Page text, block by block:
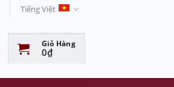
Tiếng Việt
Giỏ Hàng
0₫